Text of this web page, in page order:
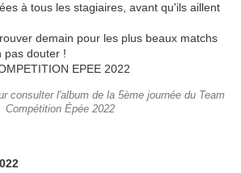
à tous les stagiaires, avant qu'ils aillent
demain pour les plus beaux matchs
pas douter !
EPEE 2022
consulter l'album de la 5ème journée du Team
Compétition Épée 2022